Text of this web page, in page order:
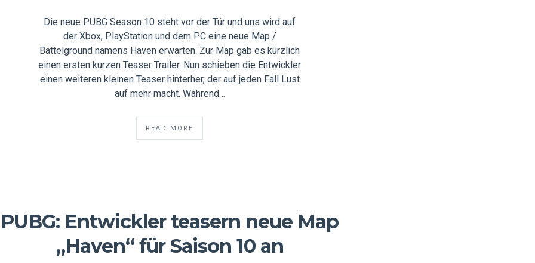
Die neue PUBG Season 10 steht vor der Tür und uns wird auf
der Xbox, PlayStation und dem PC eine neue Map /
Battelground namens Haven erwarten. Zur Map gab es kürzlich
einen ersten kurzen Teaser Trailer. Nun schieben die Entwickler
einen weiteren kleinen Teaser hinterher, der auf jeden Fall Lust
auf mehr macht. Während…
READ MORE
PUBG: Entwickler teasern neue Map
„Haven“ für Saison 10 an